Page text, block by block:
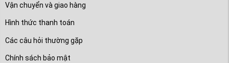
Vận chuyển và giao hàng
Hình thức thanh toán
Các câu hỏi thường gặp
Chính sách bảo mật